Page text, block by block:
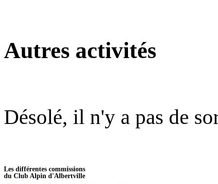
Autres activités
Désolé, il n'y a pas de
Les différentes commissions
du Club Alpin d'Albertville